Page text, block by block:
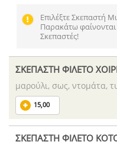
Επιλέξτε Σκεπαστή
Παρακάτω φαίνονται
Σκεπαστές!
ΣΚΕΠΑΣΤΗ ΦΙΛΕΤΟ
μαρούλι, σως, ντομάτα,
15,00
ΣΚΕΠΑΣΤΗ ΦΙΛΕΤΟ